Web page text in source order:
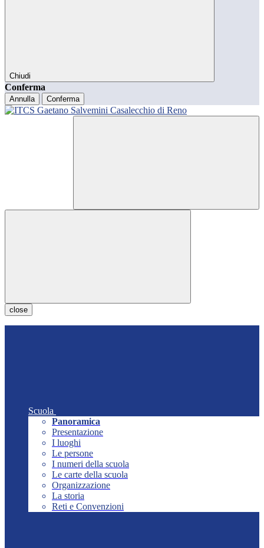
Chiudi
Conferma
Annulla Conferma
close
Scuola
Panoramica
Presentazione
I luoghi
Le persone
I numeri della scuola
Le carte della scuola
Organizzazione
La storia
Reti e Convenzioni